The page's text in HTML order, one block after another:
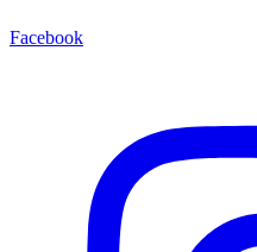
Facebook